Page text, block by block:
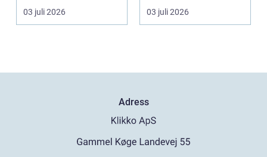
03 juli 2026
bilden vara stor,...
03 juli 2026
Adress